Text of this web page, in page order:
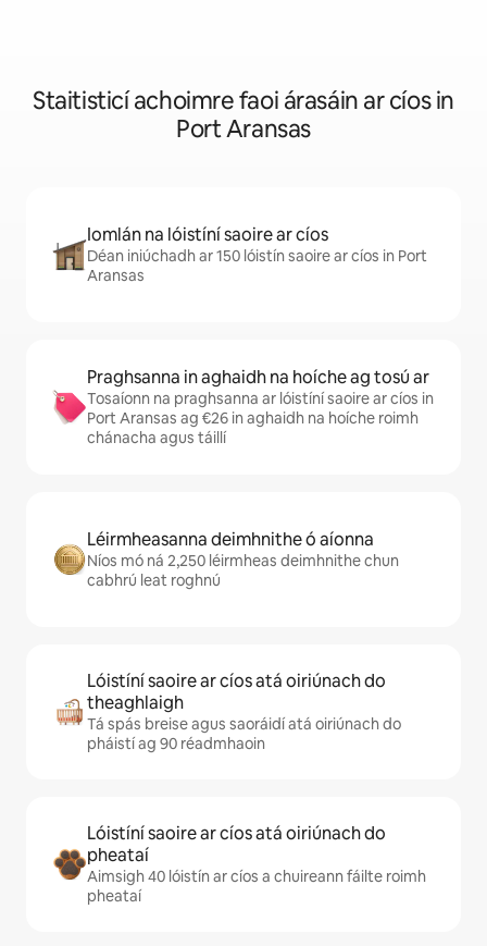
Staitisticí achoimre faoi árasáin ar cíos in
Port Aransas
Iomlán na lóistíní saoire ar cíos
Déan iniúchadh ar 150 lóistín saoire ar cíos in Port
Aransas
Praghsanna in aghaidh na hoíche ag tosú ar
Tosaíonn na praghsanna ar lóistíní saoire ar cíos in
Port Aransas ag €26 in aghaidh na hoíche roimh
chánacha agus táillí
Léirmheasanna deimhnithe ó aíonna
Níos mó ná 2,250 léirmheas deimhnithe chun
cabhrú leat roghnú
Lóistíní saoire ar cíos atá oiriúnach do
theaghlaigh
Tá spás breise agus saoráidí atá oiriúnach do
pháistí ag 90 réadmhaoin
Lóistíní saoire ar cíos atá oiriúnach do
pheataí
Aimsigh 40 lóistín ar cíos a chuireann fáilte roimh
pheataí